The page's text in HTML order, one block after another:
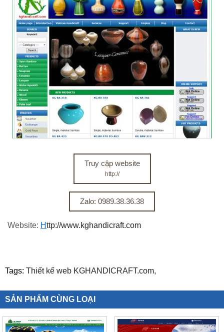
Truy cập website
http://
Zalo: 0989.38.36.38
Website: Http://www.kghandicraft.com
Tags: Thiết kế web KGHANDICRAFT.com,
SẢN PHẨM CÙNG LOẠI